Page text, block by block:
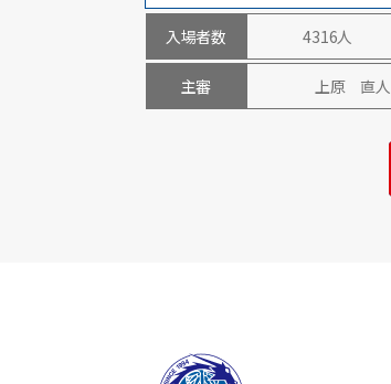
入場者数 4316人
主審 上原 直人